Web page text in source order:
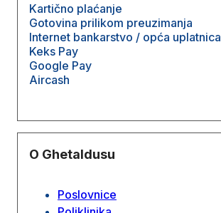
Kartično plaćanje
Gotovina prilikom preuzimanja
Internet bankarstvo / opća uplatnica
Keks Pay
Google Pay
Aircash
O Ghetaldusu
Poslovnice